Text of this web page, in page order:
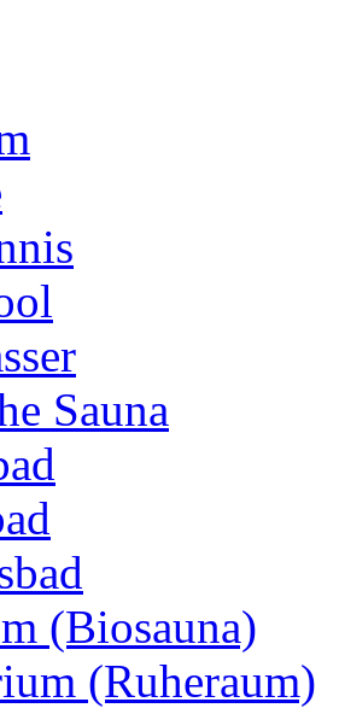
Sauna
(Biosauna)
(Ruheraum)